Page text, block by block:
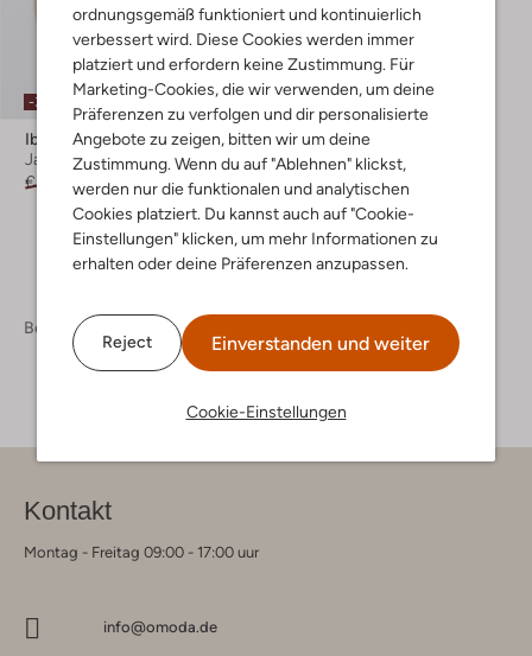
ordnungsgemäß funktioniert und kontinuierlich
verbessert wird. Diese Cookies werden immer
platziert und erfordern keine Zustimmung. Für
Marketing-Cookies, die wir verwenden, um deine
Präferenzen zu verfolgen und dir personalisierte
Angebote zu zeigen, bitten wir um deine
Zustimmung. Wenn du auf "Ablehnen" klickst,
werden nur die funktionalen und analytischen
Cookies platziert. Du kannst auch auf "Cookie-
Einstellungen" klicken, um mehr Informationen zu
erhalten oder deine Präferenzen anzupassen.
Reject Einverstanden und weiter
Cookie-Einstellungen
-30%
Ibana
Jack
€ 249,99
€ 174,99
Bekleidung Jacken
Kontakt
Montag - Freitag 09:00 - 17:00 uur
info@omoda.de